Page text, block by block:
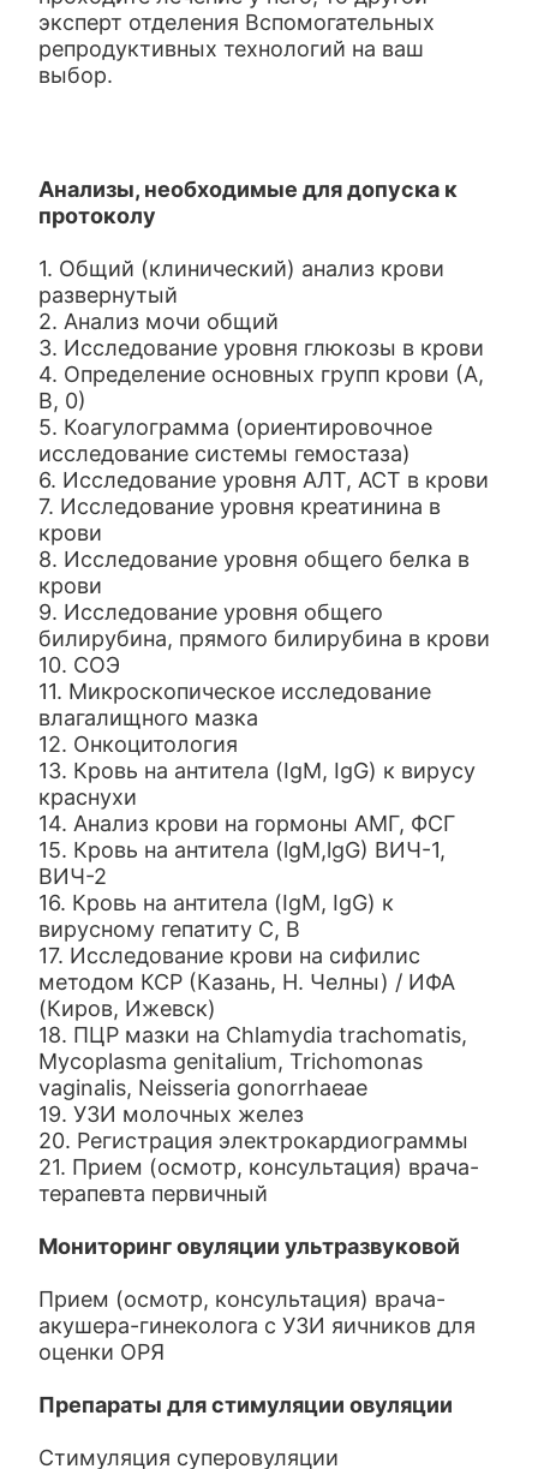
эксперт отделения Вспомогательных
репродуктивных технологий на ваш
выбор.
Анализы, необходимые для допуска к
протоколу
1. Общий (клинический) анализ крови
развернутый
2. Анализ мочи общий
3. Исследование уровня глюкозы в крови
4. Определение основных групп крови (А,
В, 0)
5. Коагулограмма (ориентировочное
исследование системы гемостаза)
6. Исследование уровня АЛТ, АСТ в крови
7. Исследование уровня креатинина в
крови
8. Исследование уровня общего белка в
крови
9. Исследование уровня общего
билирубина, прямого билирубина в крови
10. СОЭ
11. Микроскопическое исследование
влагалищного мазка
12. Онкоцитология
13. Кровь на антитела (IgM, IgG) к вирусу
краснухи
14. Анализ крови на гормоны АМГ, ФСГ
15. Кровь на антитела (lgM,lgG) ВИЧ-1,
ВИЧ-2
16. Кровь на антитела (IgM, IgG) к
вирусному гепатиту С, В
17. Исследование крови на сифилис
методом КСР (Казань, Н. Челны) / ИФА
(Киров, Ижевск)
18. ПЦР мазки на Chlamydia trachomatis,
Mycoplasma genitalium, Trichomonas
vaginalis, Neisseria gonorrhaeae
19. УЗИ молочных желез
20. Регистрация электрокардиограммы
21. Прием (осмотр, консультация) врача-
терапевта первичный
Мониторинг овуляции ультразвуковой
Прием (осмотр, консультация) врача-
акушера-гинеколога с УЗИ яичников для
оценки ОРЯ
Препараты для стимуляции овуляции
Стимуляция суперовуляции